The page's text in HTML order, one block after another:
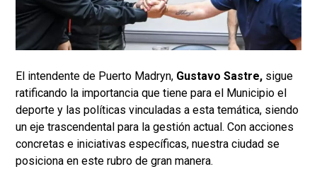
El intendente de Puerto Madryn, Gustavo Sastre, sigue
ratificando la importancia que tiene para el Municipio el
deporte y las políticas vinculadas a esta temática, siendo
un eje trascendental para la gestión actual. Con acciones
concretas e iniciativas específicas, nuestra ciudad se
posiciona en este rubro de gran manera.